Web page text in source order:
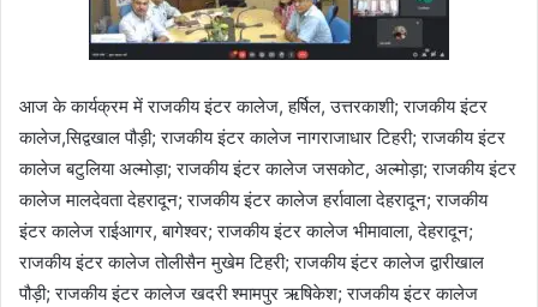
आज के कार्यक्रम में राजकीय इंटर कालेज, हर्षिल, उत्तरकाशी; राजकीय इंटर
कालेज,सिद्वखाल पौड़ी; राजकीय इंटर कालेज नागराजाधार टिहरी; राजकीय इंटर
कालेज बटुलिया अल्मोड़ा; राजकीय इंटर कालेज जसकोट, अल्मोड़ा; राजकीय इंटर
कालेज मालदेवता देहरादून; राजकीय इंटर कालेज हर्रावाला देहरादून; राजकीय
इंटर कालेज राईआगर, बागेश्वर; राजकीय इंटर कालेज भीमावाला, देहरादून;
राजकीय इंटर कालेज तोलीसैन मुखेम टिहरी; राजकीय इंटर कालेज द्वारीखाल
पौड़ी; राजकीय इंटर कालेज खदरी श्मामपुर ऋषिकेश; राजकीय इंटर कालेज